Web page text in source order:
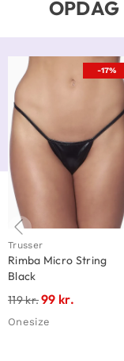
OPDAG
-17%
Trusser
Rimba Micro String
Black
119kr.99 kr.
Onesize